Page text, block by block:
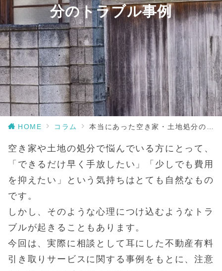
分のトラブル事例
HOME コラム 本当にあった空き家・土地処分のトラブル事例
空き家や土地の処分で悩んでいる方にとって、
「できるだけ早く手放したい」「少しでも費用
を抑えたい」という気持ちはとても自然なもの
です。
しかし、そのような心理につけ込むようなトラ
ブルが起きることもあります。
今回は、実際に相談として耳にした不動産有料
引き取りサービスに関する事例をもとに、注意